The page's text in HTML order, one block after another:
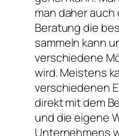
man daher
Beratung die
sammeln kann
verschiedene
wird. Meistens
verschiedenen
direkt mit dem
und die eigene
Unternehmens